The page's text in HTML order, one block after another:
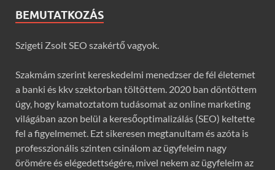
BEMUTATKOZÁS
Szigeti Zsolt SEO szakértő vagyok.
Szakmám szerint kereskedelmi menedzser de fél életemet
a banki és kkv szektorban töltöttem. 2020 ban döntöttem
úgy, hogy kamatoztatom tudásomat az online marketing
világában azon belül a keresőoptimalizálás (SEO) keltette
fel a figyelmemet. Ezt sikeresen megtanultam és azóta is
professzionális szinten csinálom az ügyfeleim nagy
örömére és elégedettségére, mivel nekem az ügyfeleim az